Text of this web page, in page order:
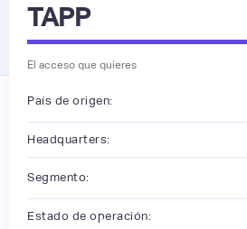
TAPP
El acceso que quieres
País de origen:
Headquarters:
Segmento:
Estado de operación: